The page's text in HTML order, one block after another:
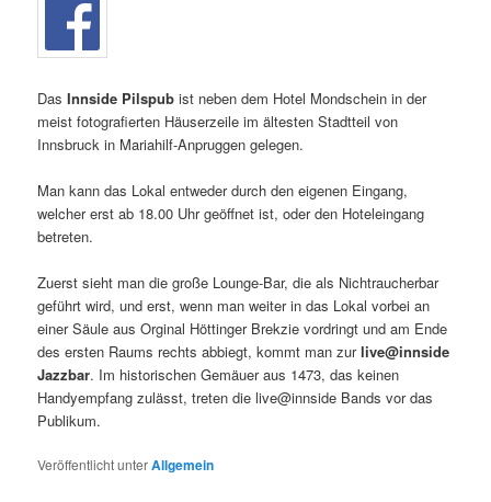
Das Innside Pilspub ist neben dem Hotel Mondschein in der
meist fotografierten Häuserzeile im ältesten Stadtteil von
Innsbruck in Mariahilf-Anpruggen gelegen.
Man kann das Lokal entweder durch den eigenen Eingang,
welcher erst ab 18.00 Uhr geöffnet ist, oder den Hoteleingang
betreten.
Zuerst sieht man die große Lounge-Bar, die als Nichtraucherbar
geführt wird, und erst, wenn man weiter in das Lokal vorbei an
einer Säule aus Orginal Höttinger Brekzie vordringt und am Ende
des ersten Raums rechts abbiegt, kommt man zurlive@innside
Jazzbar. Im historischen Gemäuer aus 1473, das keinen
Handyempfang zulässt, treten die live@innside Bands vor das
Publikum.
Veröffentlicht unterAllgemein